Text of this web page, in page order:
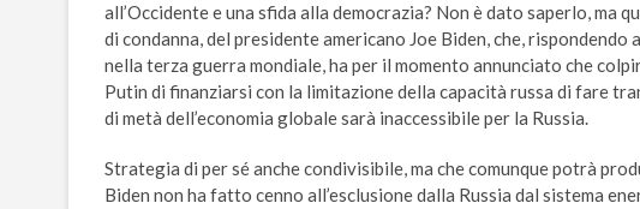
all’Occidente e una sfida alla democrazia? Non è dato saperlo, ma
di condanna, del presidente americano Joe Biden, che,
nella terza guerra mondiale, ha per il momento annunciato che
Putin di finanziarsi con la limitazione della capacità russa di fare
di metà dell’economia globale sarà inaccessibile per la Russia.
Strategia di per sé anche condivisibile, ma che comunque potrà
Biden non ha fatto cenno all’esclusione dalla Russia dal sistema